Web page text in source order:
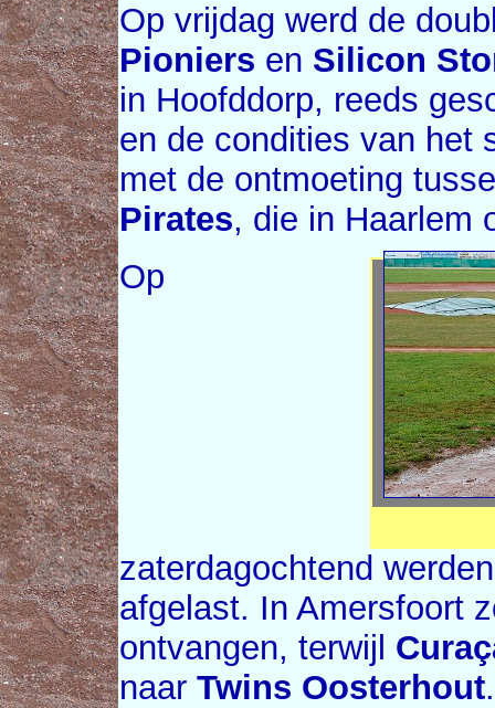
Op vrijdag werd de
Pioniers en Silicon
in Hoofddorp, reeds
en de condities van het
met de ontmoeting
Pirates, die in Haarlem
Op
zaterdagochtend
afgelast. In Amersfoort
ontvangen, terwijl
naar Twins Oosterhout.